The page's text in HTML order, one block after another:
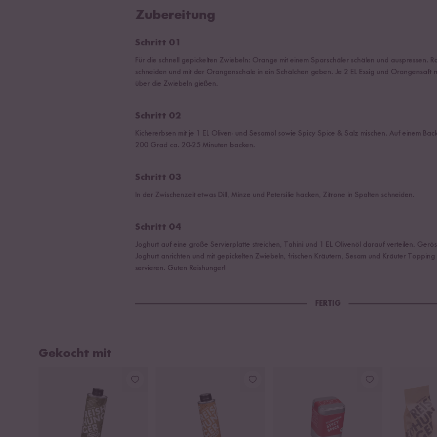
Zubereitung
Schritt 01
Für die schnell gepickelten Zwiebeln: Orange mit einem Sparschäler schälen und auspressen.
schneiden und mit der Orangenschale in ein Schälchen geben. Je 2 EL Essig und Orangensaft
über die Zwiebeln gießen.
Schritt 02
Kichererbsen mit je 1 EL Oliven- und Sesamöl sowie Spicy Spice & Salz mischen. Auf einem
200 Grad ca. 20-25 Minuten backen.
Schritt 03
In der Zwischenzeit etwas Dill, Minze und Petersilie hacken, Zitrone in Spalten schneiden.
Schritt 04
Joghurt auf eine große Servierplatte streichen, Tahini und 1 EL Olivenöl darauf verteilen.
Joghurt anrichten und mit gepickelten Zwiebeln, frischen Kräutern, Sesam und Kräuter
servieren. Guten Reishunger!
FERTIG
Gekocht mit